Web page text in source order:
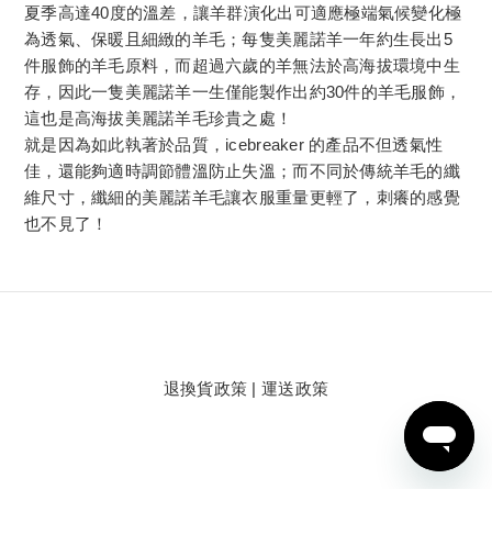
夏季高達40度的溫差，讓羊群演化出可適應極端氣候變化極
為透氣、保暖且細緻的羊毛；每隻美麗諾羊一年約生長出5
件服飾的羊毛原料，而超過六歲的羊無法於高海拔環境中生
存，因此一隻美麗諾羊一生僅能製作出約30件的羊毛服飾，
這也是高海拔美麗諾羊毛珍貴之處！
就是因為如此執著於品質，icebreaker 的產品不但透氣性
佳，還能夠適時調節體溫防止失溫；而不同於傳統羊毛的纖
維尺寸，纖細的美麗諾羊毛讓衣服重量更輕了，刺癢的感覺
也不見了！
BUY NOW
退換貨政策 |運送政策